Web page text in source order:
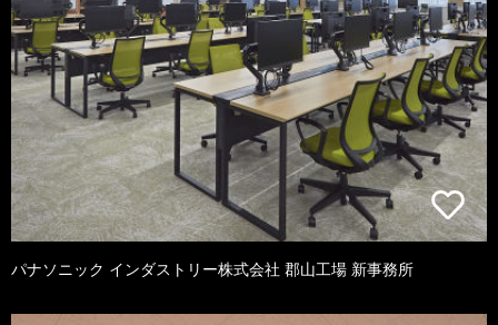
パナソニック インダストリー株式会社 郡山工場 新事務所